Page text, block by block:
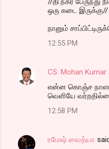
ஒரு கடை இருக்கு//
நானும்
12:55 PM
CS. Mohan Kumar
என்ன கொஞ்ச நாளா
வெளியே
12:58 PM
ரமேஷ் வைத்யா